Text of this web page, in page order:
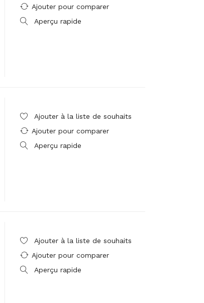
Ajouter pour comparer
Aperçu rapide
Ajouter à la liste de souhaits
Ajouter pour comparer
Aperçu rapide
Ajouter à la liste de souhaits
Ajouter pour comparer
Aperçu rapide